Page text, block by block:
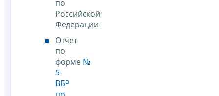
по
Российской
Федерации
Отчет
по
форме №
5-
ВБР